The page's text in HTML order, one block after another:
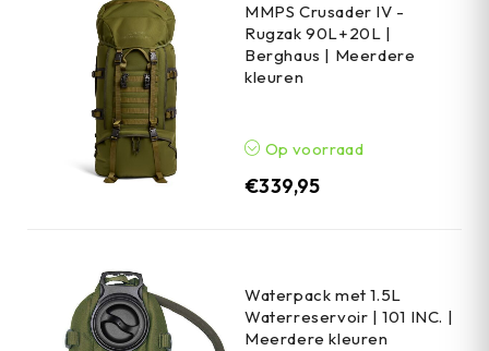
MMPS Crusader IV -
Rugzak 90L+20L |
Berghaus | Meerdere
kleuren
Op voorraad
€339,95
Waterpack met 1.5L
Waterreservoir | 101 INC. |
Meerdere kleuren